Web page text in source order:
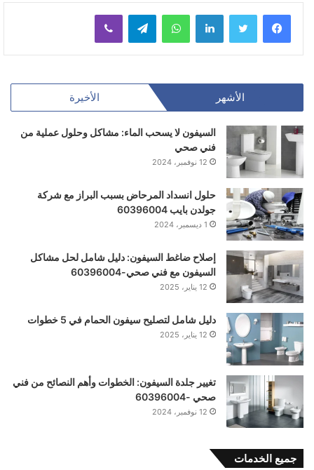
لينكدإن واتساب
الأشهر الأخيرة
السيفون لا يسحب الماء: مشاكل وحلول عملية من
فني صحي
12 نوفمبر، 2024
حلول انسداد المرحاض بسبب البراز مع شركة
جولدن بايب 60396004
1 ديسمبر، 2024
إصلاح ضاغط السيفون: دليل شامل لحل مشاكل
السيفون مع فني صحي-60396004
12 يناير، 2025
دليل شامل لتصليح سيفون الحمام في 5 خطوات
12 يناير، 2025
تغيير جلدة السيفون: الخطوات وأهم النصائح من فني
صحي -60396004
12 نوفمبر، 2024
جميع الخدمات